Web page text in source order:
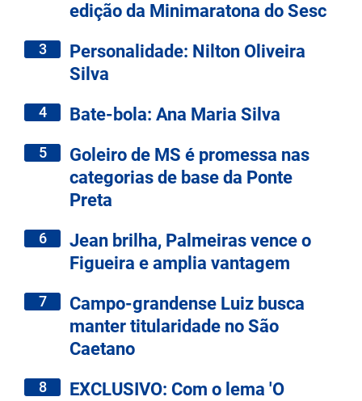
edição da Minimaratona do Sesc
3
Personalidade: Nilton Oliveira
Silva
4 Bate-bola: Ana Maria Silva
5
Goleiro de MS é promessa nas
categorias de base da Ponte
Preta
6
Jean brilha, Palmeiras vence o
Figueira e amplia vantagem
7
Campo-grandense Luiz busca
manter titularidade no São
Caetano
8
EXCLUSIVO: Com o lema 'O